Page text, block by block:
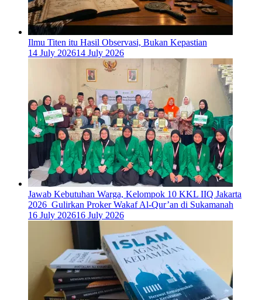
Ilmu Titen itu Hasil Observasi, Bukan Kepastian
14 July 202614 July 2026
Jawab Kebutuhan Warga, Kelompok 10 KKL IIQ Jakarta
2026 Gulirkan Proker Wakaf Al-Qur’an di Sukamanah
16 July 202616 July 2026